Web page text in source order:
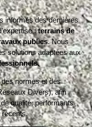
informés des dernières
:terrains de
publics. Nous
solutions adaptées aux
.
normes et des
Divers), afin
qualité, performants
récents.